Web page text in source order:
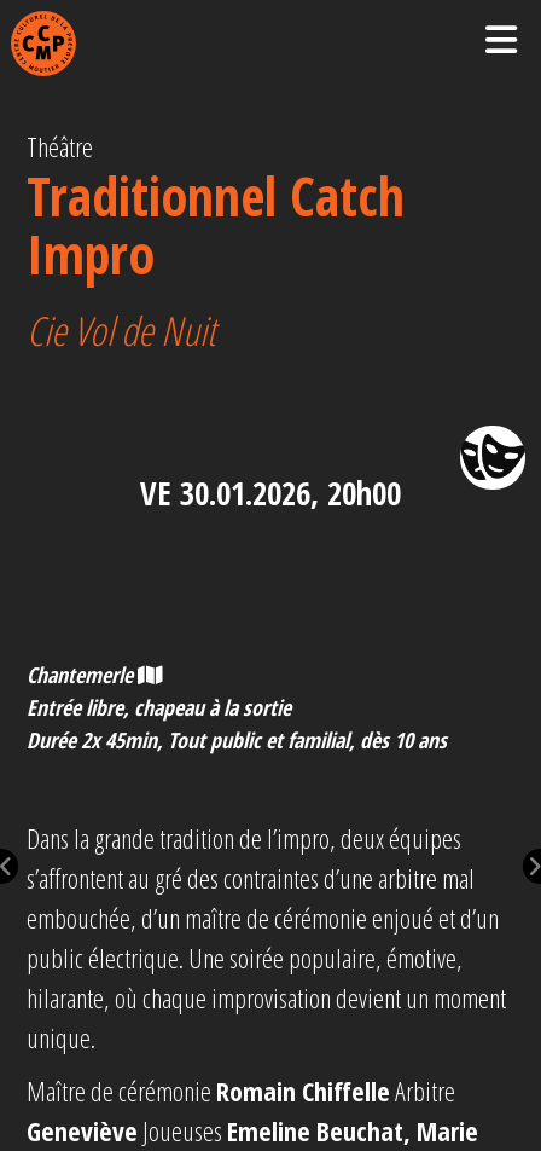
Théâtre
Traditionnel Catch
Impro
Cie Vol de Nuit
VE 30.01.2026, 20h00
Chantemerle
Entrée libre, chapeau à la sortie
Durée 2x 45min, Tout public et familial, dès 10 ans
Dans la grande tradition de l’impro, deux équipes
s’affrontent au gré des contraintes d’une arbitre mal
embouchée, d’un maître de cérémonie enjoué et d’un
public électrique. Une soirée populaire, émotive,
hilarante, où chaque improvisation devient un moment
unique.
Maître de cérémonie Romain ChiffelleArbitre
Geneviève Joueuses Emeline Beuchat, Marie